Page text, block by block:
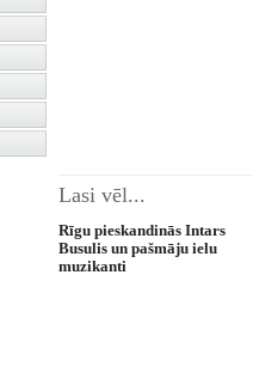
Lasi vēl...
Rīgu pieskandinās Intars
Busulis un pašmāju ielu
muzikanti